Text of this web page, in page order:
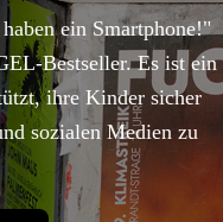
ein Smartphone!"
Bestseller. Es ist ein
ihre Kinder sicher
sozialen Medien zu